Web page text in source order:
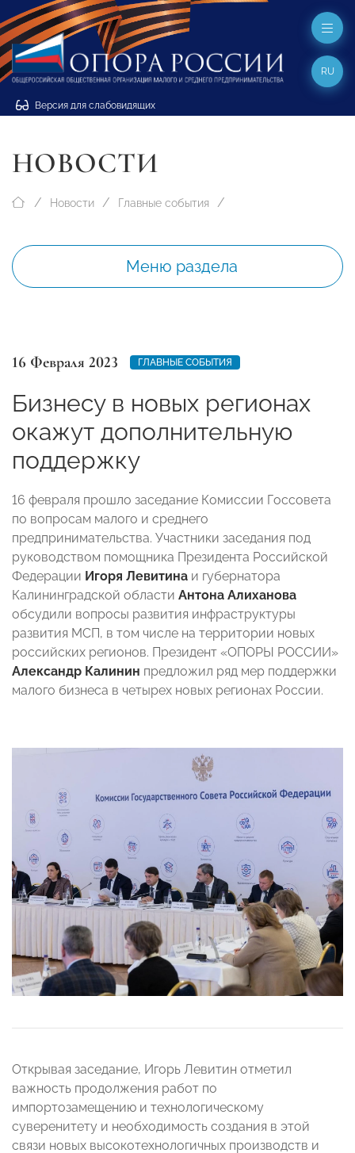
Версия для слабовидящих
RU
НОВОСТИ
Новости Главные события
Меню раздела
16 Февраля 2023 ГЛАВНЫЕ СОБЫТИЯ
Бизнесу в новых регионах
окажут дополнительную
поддержку
16 февраля прошло заседание Комиссии Госсовета
по вопросам малого и среднего
предпринимательства. Участники заседания под
руководством помощника Президента Российской
Федерации Игоря Левитина и губернатора
Калининградской области Антона Алиханова
обсудили вопросы развития инфраструктуры
развития МСП, в том числе на территории новых
российских регионов. Президент «ОПОРЫ РОССИИ»
Александр Калинин предложил ряд мер поддержки
малого бизнеса в четырех новых регионах России.
Открывая заседание, Игорь Левитин отметил
важность продолжения работ по
импортозамещению и технологическому
суверенитету и необходимость создания в этой
связи новых высокотехнологичных производств и